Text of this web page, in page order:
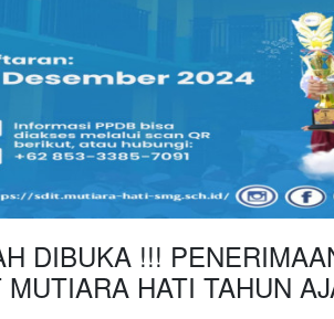
DIBUKA !!!
HATI TAHUN